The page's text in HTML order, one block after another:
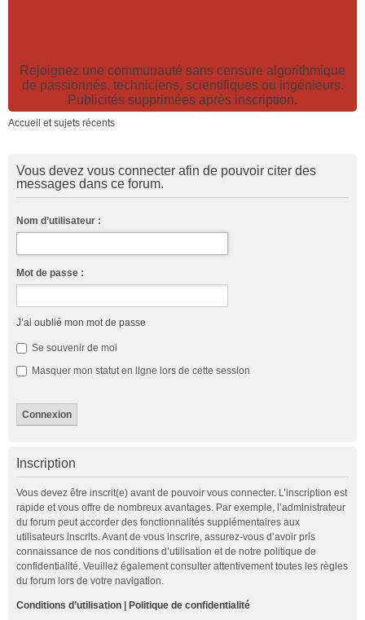
Rejoignez une communauté sans censure algorithmique
de passionnés, techniciens, scientifiques ou ingénieurs.
Publicités supprimées après inscription.
Accueil et sujets récents
Vous devez vous connecter afin de pouvoir citer des
messages dans ce forum.
Nom d’utilisateur :
Mot de passe :
J’ai oublié mon mot de passe
Se souvenir de moi
Masquer mon statut en ligne lors de cette session
Inscription
Vous devez être inscrit(e) avant de pouvoir vous connecter. L’inscription est
rapide et vous offre de nombreux avantages. Par exemple, l’administrateur
du forum peut accorder des fonctionnalités supplémentaires aux
utilisateurs inscrits. Avant de vous inscrire, assurez-vous d’avoir pris
connaissance de nos conditions d’utilisation et de notre politique de
confidentialité. Veuillez également consulter attentivement toutes les règles
du forum lors de votre navigation.
Conditions d’utilisation Politique de confidentialité